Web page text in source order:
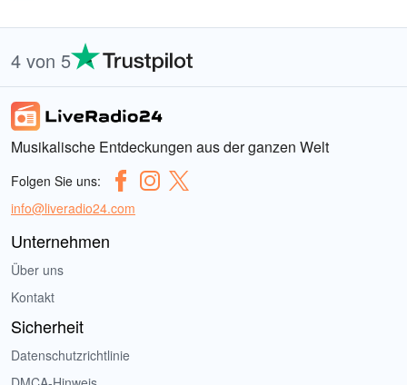
4 von 5
Musikalische Entdeckungen aus der ganzen Welt
Folgen Sie uns:
info@liveradio24.com
Unternehmen
Über uns
Kontakt
Sicherheit
Datenschutzrichtlinie